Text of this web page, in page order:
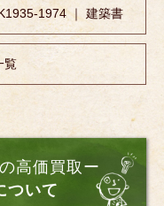
1974 ｜ 建築書
覧
高価買取ー
ついて